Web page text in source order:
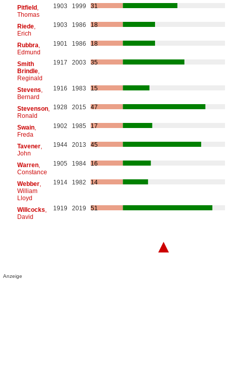
Pitfield,
Thomas
1903 1999 31
Riede,
Erich
1903 1986 18
Rubbra
Edmund
1901 1986 18
Smith
Brindle,
Reginald
1917 2003 35
Stevens
Bernard
1916 1983 15
Stevenson,
Ronald
1928 2015 47
Swain,
Freda
1902 1985 17
Tavener,
John
1944 2013 45
Warren,
Constance
1905 1984 16
Webber,
William
Lloyd
1914 1982 14
Willcocks
David
1919 2019 51
▲
Anzeige